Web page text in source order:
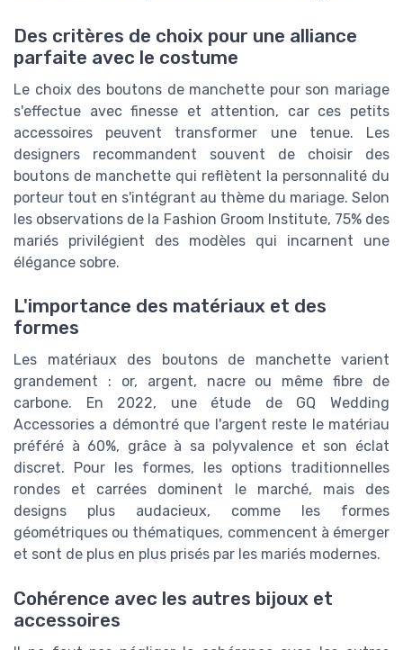
Des critères de choix pour une alliance
parfaite avec le costume
Le choix des boutons de manchette pour son mariage
s'effectue avec finesse et attention, car ces petits
accessoires peuvent transformer une tenue. Les
designers recommandent souvent de choisir des
boutons de manchette qui reflètent la personnalité du
porteur tout en s'intégrant au thème du mariage. Selon
les observations de la Fashion Groom Institute, 75% des
mariés privilégient des modèles qui incarnent une
élégance sobre.
L'importance des matériaux et des
formes
Les matériaux des boutons de manchette varient
grandement : or, argent, nacre ou même fibre de
carbone. En 2022, une étude de GQ Wedding
Accessories a démontré que l'argent reste le matériau
préféré à 60%, grâce à sa polyvalence et son éclat
discret. Pour les formes, les options traditionnelles
rondes et carrées dominent le marché, mais des
designs plus audacieux, comme les formes
géométriques ou thématiques, commencent à émerger
et sont de plus en plus prisés par les mariés modernes.
Cohérence avec les autres bijoux et
accessoires